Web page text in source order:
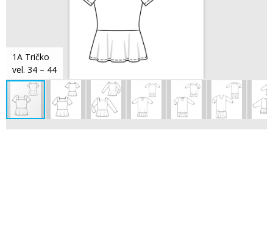
1A Tričko
vel. 34 – 44